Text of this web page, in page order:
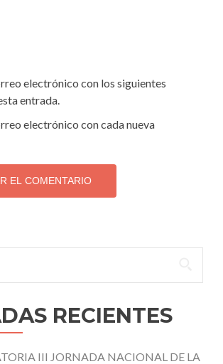
electrónico con los siguientes
entrada.
electrónico con cada nueva
RECIENTES
III JORNADA NACIONAL DE LA